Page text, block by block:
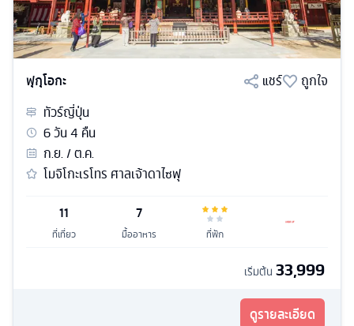
ฟุกุโอกะ แชร์
ถูกใจ
ทัวร์ญี่ปุ่น
6วัน4 คืน
ก.ย. / ต.ค.
โมจิโกะเรโทร ศาลเจ้าดาไซฟุ
11
ที่เที่ยว
7
มื้ออาหาร ที่พัก
เริ่มต้น 33,999
ดูรายละเอียด